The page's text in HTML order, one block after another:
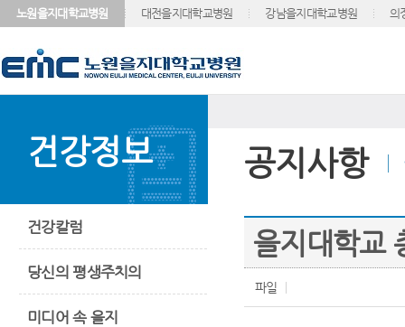
노원을지대학교병원 대전을지대학교병원 강남을지대학교병원 의
건강정보
건강칼럼
당신의 평생주치의
미디어 속 을지
공지사항
을지대학교
파일